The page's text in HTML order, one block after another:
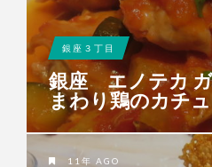
銀座３丁目
銀座 エノテカ
まわり鶏のカチ
11年 AGO